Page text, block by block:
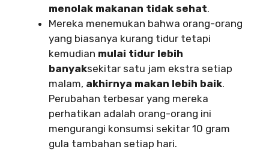
menolak makanan tidak sehat.
Mereka menemukan bahwa orang-orang
yang biasanya kurang tidur tetapi
kemudian mulai tidur lebih
banyaksekitar satu jam ekstra setiap
malam, akhirnya makan lebih baik.
Perubahan terbesar yang mereka
perhatikan adalah orang-orang ini
mengurangi konsumsi sekitar 10 gram
gula tambahan setiap hari.